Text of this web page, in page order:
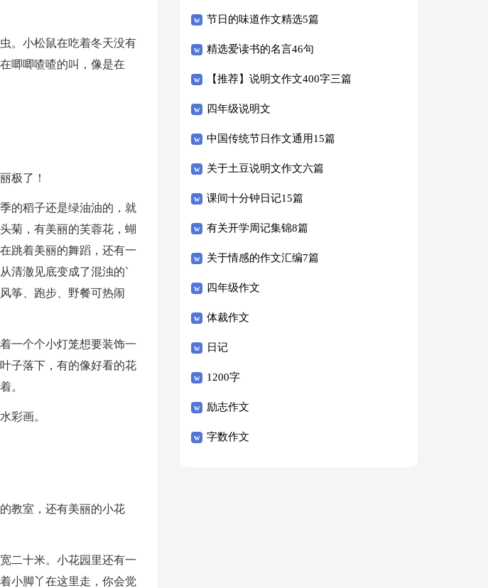
。小松鼠在吃着冬天没有
唧唧喳喳的叫，像是在
极了！
的稻子还是绿油油的，就
菊，有美丽的芙蓉花，蝴
跳着美丽的舞蹈，还有一
清澈见底变成了混浊的`
筝、跑步、野餐可热闹
一个个小灯笼想要装饰一
子落下，有的像好看的花
。
彩画。
教室，还有美丽的小花
二十米。小花园里还有一
小脚丫在这里走，你会觉
节日的味道作文精选5篇
精选爱读书的名言46句
【推荐】说明文作文400字三篇
四年级说明文
中国传统节日作文通用15篇
关于土豆说明文作文六篇
课间十分钟日记15篇
有关开学周记集锦8篇
关于情感的作文汇编7篇
四年级作文
体裁作文
日记
1200字
励志作文
字数作文